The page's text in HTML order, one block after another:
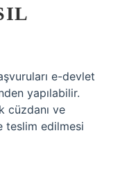
e-devlet
yapılabilir.
cüzdanı ve
teslim edilmesi